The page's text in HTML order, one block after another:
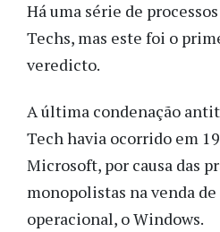
Há uma série de
Techs, mas este foi o
veredicto.
A última condenação
Tech havia ocorrido em
Microsoft, por causa das
monopolistas na venda
operacional, o Windows.